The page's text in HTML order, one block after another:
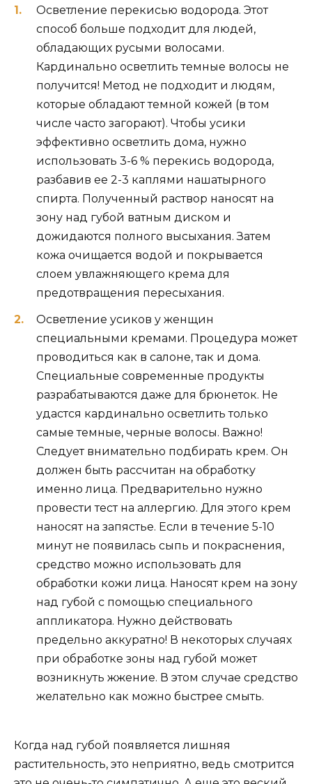
Осветление перекисью водорода. Этот
способ больше подходит для людей,
обладающих русыми волосами.
Кардинально осветлить темные волосы не
получится! Метод не подходит и людям,
которые обладают темной кожей (в том
числе часто загорают). Чтобы усики
эффективно осветлить дома, нужно
использовать 3-6 % перекись водорода,
разбавив ее 2-3 каплями нашатырного
спирта. Полученный раствор наносят на
зону над губой ватным диском и
дожидаются полного высыхания. Затем
кожа очищается водой и покрывается
слоем увлажняющего крема для
предотвращения пересыхания.
Осветление усиков у женщин
специальными кремами. Процедура может
проводиться как в салоне, так и дома.
Специальные современные продукты
разрабатываются даже для брюнеток. Не
удастся кардинально осветлить только
самые темные, черные волосы. Важно!
Следует внимательно подбирать крем. Он
должен быть рассчитан на обработку
именно лица. Предварительно нужно
провести тест на аллергию. Для этого крем
наносят на запястье. Если в течение 5-10
минут не появилась сыпь и покраснения,
средство можно использовать для
обработки кожи лица. Наносят крем на зону
над губой с помощью специального
аппликатора. Нужно действовать
предельно аккуратно! В некоторых случаях
при обработке зоны над губой может
возникнуть жжение. В этом случае средство
желательно как можно быстрее смыть.
Когда над губой появляется лишняя
растительность, это неприятно, ведь смотрится